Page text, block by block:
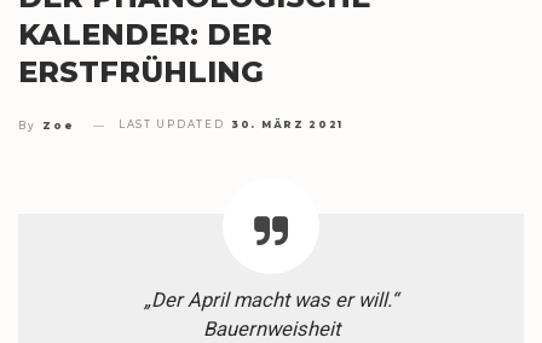
KALENDER: DER
ERSTFRÜHLING
By Zoe LAST UPDATED 30. MÄRZ 2021
„Der April macht was er will.“
Bauernweisheit